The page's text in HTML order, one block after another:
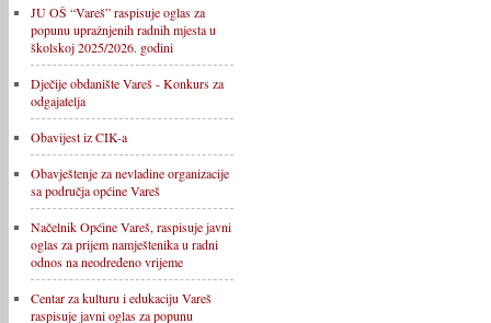
JU OŠ “Vareš” raspisuje oglas za
popunu upražnjenih radnih mjesta u
školskoj 2025/2026. godini
Dječije obdanište Vareš - Konkurs za
odgajatelja
Obavijest iz CIK-a
Obavještenje za nevladine organizacije
sa područja općine Vareš
Načelnik Općine Vareš, raspisuje javni
oglas za prijem namještenika u radni
odnos na neodređeno vrijeme
Centar za kulturu i edukaciju Vareš
raspisuje javni oglas za popunu